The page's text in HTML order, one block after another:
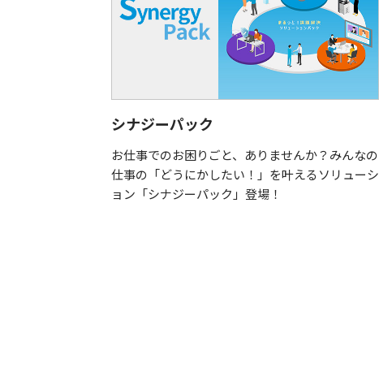
シナジーパック
お仕事でのお困りごと、ありませんか？みんなの
仕事の「どうにかしたい！」を叶えるソリューシ
ョン「シナジーパック」登場！